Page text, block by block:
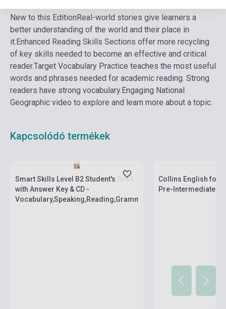
New to this Edition Real-world stories give learners a
better understanding of the world and their place in
it. Enhanced Reading Skills Sections offer more recycling
of key skills needed to become an effective and critical
reader.Target Vocabulary Practice teaches the most useful
words and phrases needed for academic reading. Strong
readers have strong vocabulary. Engaging National
Geographic video to explore and learn more about a topic.
Kapcsolódó termékek
Smart Skills Level B2 Student's Book
with Answer Key & CD -
Vocabulary,Speaking,Reading,Grammar,Writing,Listening
Collins English for
Pre-Intermediate